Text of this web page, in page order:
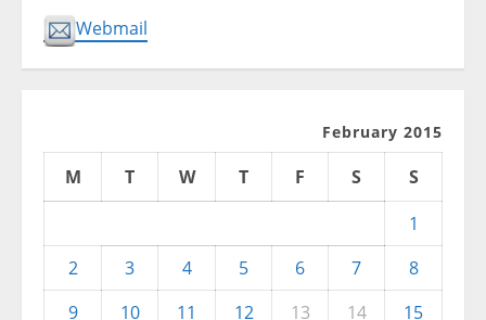
Webmail
February 2015
M T W T F S
S
1
2
3 4 5 6 7
8
9
10 11 12 13 14
15